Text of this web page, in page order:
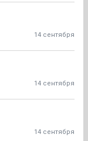
14 сентября
14 сентября
14 сентября